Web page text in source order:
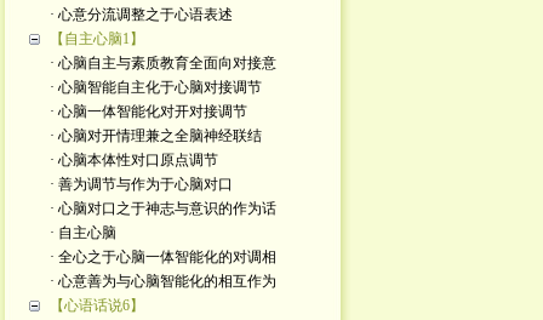
· 心意分流调整之于心语表述
【自主心脑1】
· 心脑自主与素质教育全面向对接意
· 心脑智能自主化于心脑对接调节
· 心脑一体智能化对开对接调节
· 心脑对开情理兼之全脑神经联结
· 心脑本体性对口原点调节
· 善为调节与作为于心脑对口
· 心脑对口之于神志与意识的作为话
· 自主心脑
· 全心之于心脑一体智能化的对调相
· 心意善为与心脑智能化的相互作为
【心语话说6】